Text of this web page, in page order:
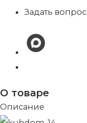
Задать вопрос
О товаре
Описание